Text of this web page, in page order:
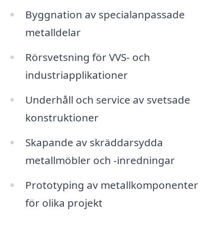
Byggnation av specialanpassade
metalldelar
Rörsvetsning för VVS- och
industriapplikationer
Underhåll och service av svetsade
konstruktioner
Skapande av skräddarsydda
metallmöbler och -inredningar
Prototyping av metallkomponenter
för olika projekt